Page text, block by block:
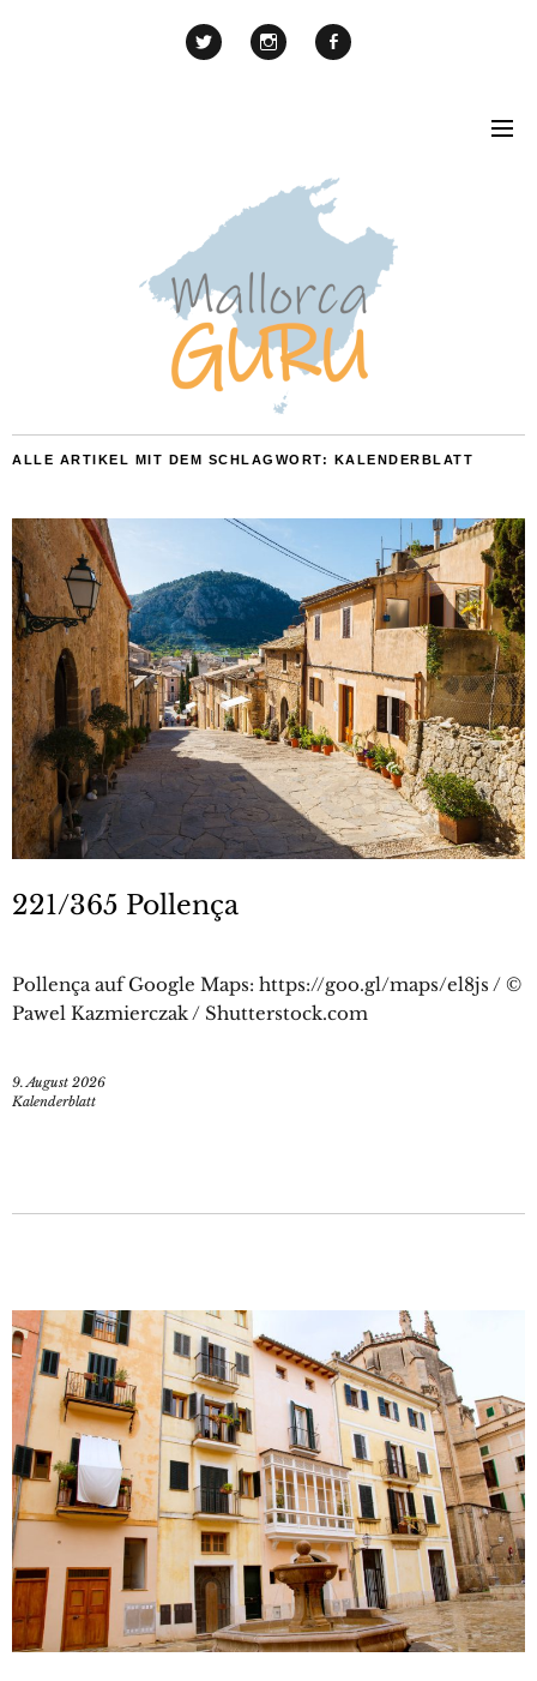
ALLE ARTIKEL MIT DEM SCHLAGWORT: KALENDERBLATT
221/365 Pollença
Pollença auf Google Maps: https://goo.gl/maps/el8js / ©
Pawel Kazmierczak / Shutterstock.com
9. August 2026
Kalenderblatt